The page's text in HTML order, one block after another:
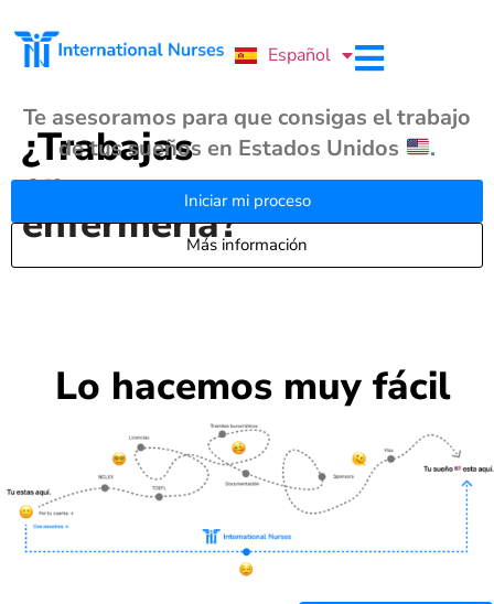
Español
English
¿Trabajas
en
enfermería?
Te asesoramos para que consigas el trabajo
de tus sueños en Estados Unidos
.
Iniciar mi proceso
Más información
Lo hacemos muy fácil​